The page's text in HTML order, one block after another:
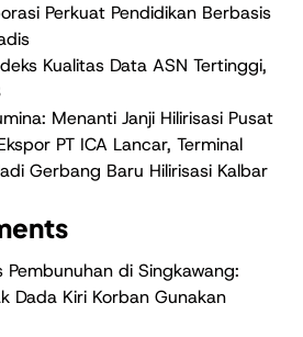
Perkuat Pendidikan Berbasis
Kualitas Data ASN Tertinggi,
Menanti Janji Hilirisasi Pusat
PT ICA Lancar, Terminal
Gerbang Baru Hilirisasi Kalbar
Pembunuhan di Singkawang:
Dada Kiri Korban Gunakan